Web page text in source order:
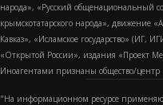
народа», «Русский
крымскотатарского народа», движение
Кавказ», «Исламское государство» (ИГ,
«Открытой России», издания «Проект
Иноагентами признаны общество/
"На информационном ресурсе